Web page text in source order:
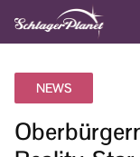
NEWS